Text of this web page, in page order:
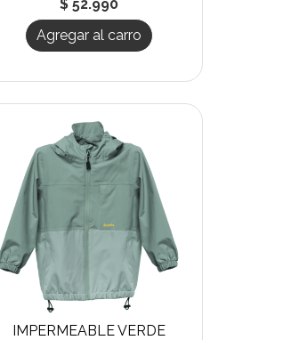
$ 52.990
Agregar al carro
IMPERMEABLE VERDE